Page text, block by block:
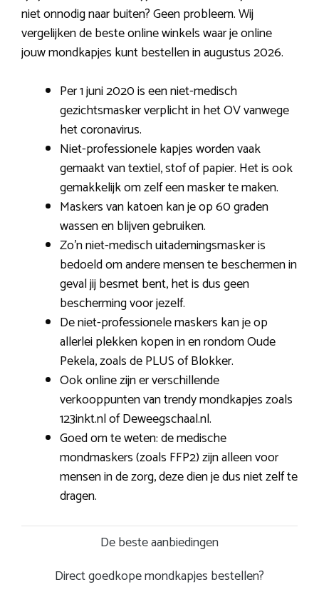
niet onnodig naar buiten? Geen probleem. Wij
vergelijken de beste online winkels waar je online
jouw mondkapjes kunt bestellen in augustus 2026.
Per 1 juni 2020 is een niet-medisch
gezichtsmasker verplicht in het OV vanwege
het coronavirus.
Niet-professionele kapjes worden vaak
gemaakt van textiel, stof of papier. Het is ook
gemakkelijk om zelf een masker te maken.
Maskers van katoen kan je op 60 graden
wassen en blijven gebruiken.
Zo’n niet-medisch uitademingsmasker is
bedoeld om andere mensen te beschermen in
geval jij besmet bent, het is dus geen
bescherming voor jezelf.
De niet-professionele maskers kan je op
allerlei plekken kopen in en rondom Oude
Pekela, zoals de PLUS of Blokker.
Ook online zijn er verschillende
verkooppunten van trendy mondkapjes zoals
123inkt.nl of Deweegschaal.nl.
Goed om te weten: de medische
mondmaskers (zoals FFP2) zijn alleen voor
mensen in de zorg, deze dien je dus niet zelf te
dragen.
De beste aanbiedingen
Direct goedkope mondkapjes bestellen?